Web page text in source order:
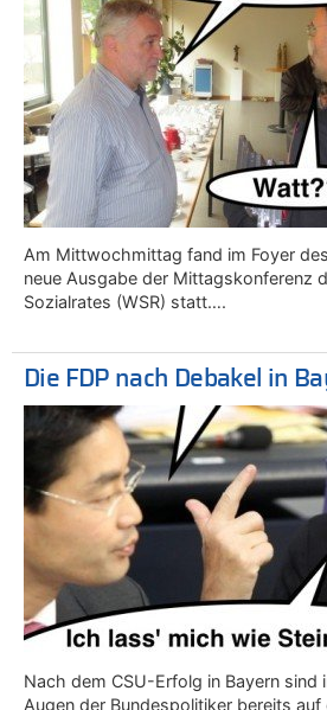
Am Mittwochmittag fand im Foyer
neue Ausgabe der Mittagskonferenz
Sozialrates (WSR) statt….
Die FDP nach Debakel in
Nach dem CSU-Erfolg in Bayern sind
Augen der Bundespolitiker bereits